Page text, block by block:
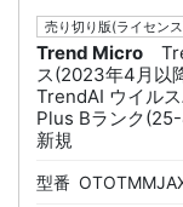
売り切り版(ライセン
Trend Micro
ス(2023年4月以
TrendAI ウイル
Plus Bランク(25-
新規
型番